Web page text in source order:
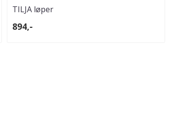
TILJA løper
894,-